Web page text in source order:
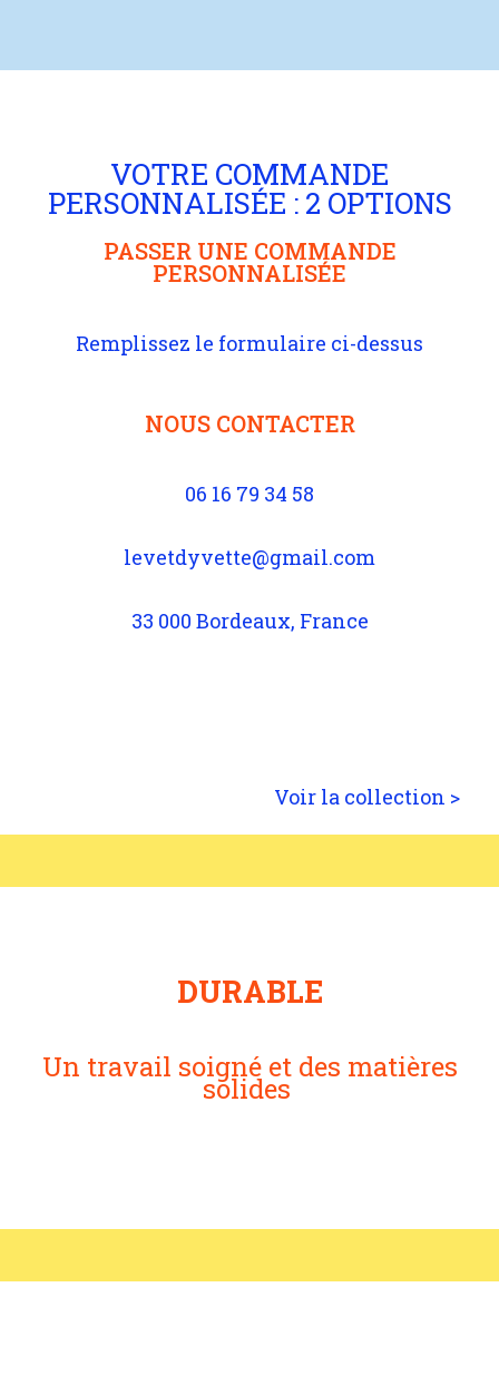
VOTRE COMMANDE
PERSONNALISÉE : 2 OPTIONS
PASSER UNE COMMANDE
PERSONNALISÉE
Remplissez le formulaire ci-dessus
NOUS CONTACTER
06 16 79 34 58
levetdyvette@gmail.com
33 000 Bordeaux, France
Voir la collection >
DURABLE
Un travail soigné et des matières
solides